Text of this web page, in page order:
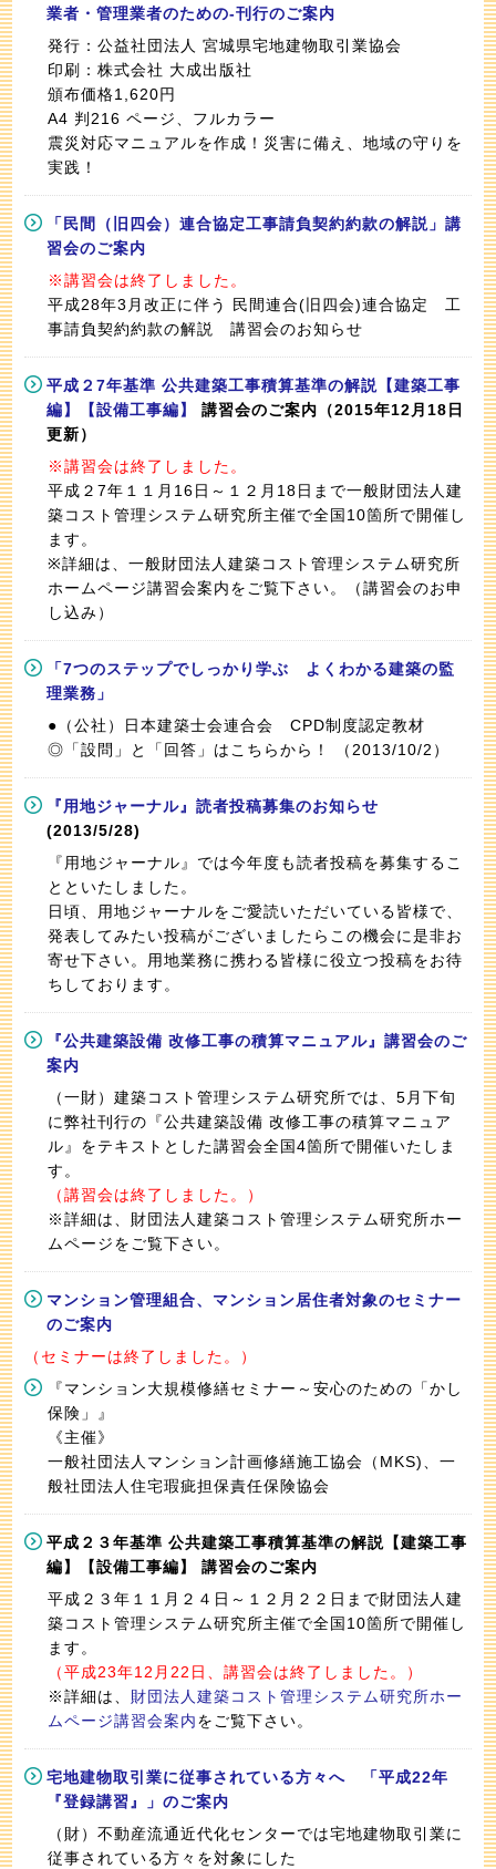
業者・管理業者のための-刊行のご案内
発行：公益社団法人 宮城県宅地建物取引業協会
印刷：株式会社 大成出版社
頒布価格1,620円
A4 判216 ページ、フルカラー
震災対応マニュアルを作成！災害に備え、地域の守りを
実践！
「民間（旧四会）連合協定工事請負契約約款の解説」講
習会のご案内
※講習会は終了しました。
平成28年3月改正に伴う 民間連合(旧四会)連合協定 工
事請負契約約款の解説 講習会のお知らせ
平成２7年基準 公共建築工事積算基準の解説【建築工事
編】【設備工事編】
講習会のご案内（2015年12月18日
更新）
※講習会は終了しました。
平成２7年１１月16日～１２月18日まで一般財団法人建
築コスト管理システム研究所主催で全国10箇所で開催し
ます。
※詳細は、一般財団法人建築コスト管理システム研究所
ホームページ講習会案内をご覧下さい。（講習会のお申
し込み）
「7つのステップでしっかり学ぶ よくわかる建築の監
理業務」
●（公社）日本建築士会連合会 CPD制度認定教材
◎「設問」と「回答」はこちらから！ （2013/10/2）
『用地ジャーナル』読者投稿募集のお知らせ
(2013/5/28)
『用地ジャーナル』では今年度も読者投稿を募集するこ
とといたしました。
日頃、用地ジャーナルをご愛読いただいている皆様で、
発表してみたい投稿がございましたらこの機会に是非お
寄せ下さい。用地業務に携わる皆様に役立つ投稿をお待
ちしております。
『公共建築設備 改修工事の積算マニュアル』講習会のご
案内
（一財）建築コスト管理システム研究所では、5月下旬
に弊社刊行の『公共建築設備 改修工事の積算マニュア
ル』をテキストとした講習会全国4箇所で開催いたしま
す。
（講習会は終了しました。）
※詳細は、財団法人建築コスト管理システム研究所ホー
ムページをご覧下さい。
マンション管理組合、マンション居住者対象のセミナー
のご案内
（セミナーは終了しました。）
『マンション大規模修繕セミナー～安心のための「かし
保険」』
《主催》
一般社団法人マンション計画修繕施工協会（MKS)、一
般社団法人住宅瑕疵担保責任保険協会
平成２３年基準 公共建築工事積算基準の解説【建築工事
編】【設備工事編】 講習会のご案内
平成２３年１１月２４日～１２月２２日まで財団法人建
築コスト管理システム研究所主催で全国10箇所で開催し
ます。
（平成23年12月22日、講習会は終了しました。）
※詳細は、 財団法人建築コスト管理システム研究所ホー
ムページ講習会案内をご覧下さい。
宅地建物取引業に従事されている方々へ 「平成22年
『登録講習』」のご案内
（財）不動産流通近代化センターでは宅地建物取引業に
従事されている方々を対象にした